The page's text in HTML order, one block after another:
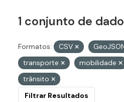
1 conjunto de
Formatos: CSV
transporte
mobilidade
trânsito
Filtrar Resultados